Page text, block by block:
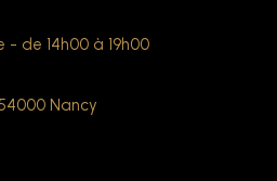
- de 14h00 à 19h00
Nancy